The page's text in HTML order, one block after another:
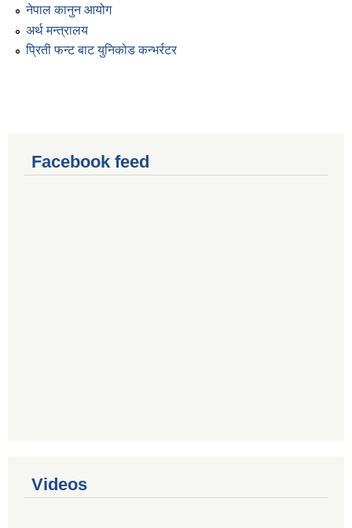
नेपाल कानुन आयोग
अर्थ मन्त्रालय
प्रिती फन्ट बाट युनिकोड कन्भर्रटर
Facebook feed
Videos